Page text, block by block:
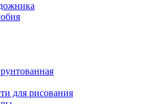
для рисования